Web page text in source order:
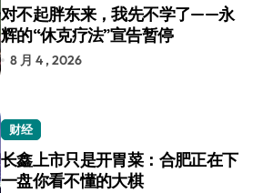
对不起胖东来，我先不学了——永
辉的“休克疗法”宣告暂停
8 月 4 , 2026
财经
长鑫上市只是开胃菜：合肥正在下
一盘你看不懂的大棋